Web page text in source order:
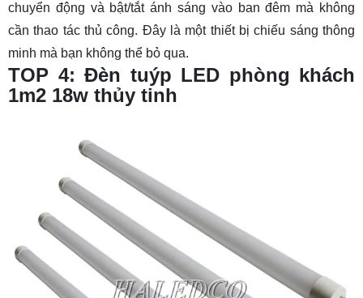
chuyển động và bật/tắt ánh sáng vào ban đêm mà không
cần thao tác thủ công. Đây là một thiết bị chiếu sáng thông
minh mà bạn không thể bỏ qua.
TOP 4: Đèn tuýp LED phòng khách
1m2 18w thủy tinh